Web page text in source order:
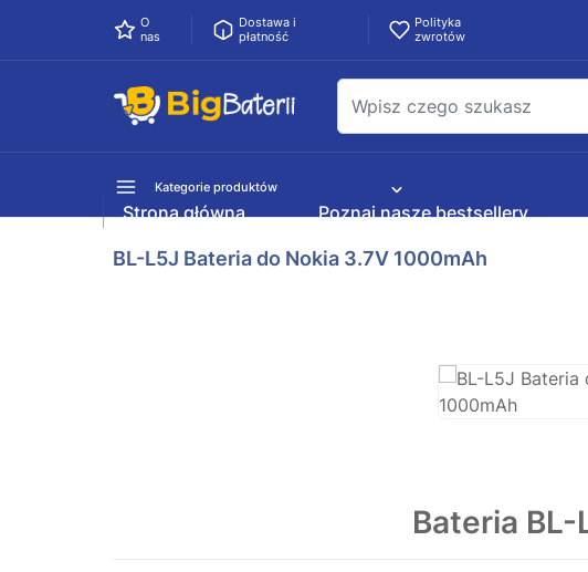
O
nas
Dostawa i
płatność
Polityka
zwrotów
Kategorie produktów
Strona główna Poznaj nasze bestsellery
BL-L5J Bateria do Nokia 3.7V 1000mAh
Bateria